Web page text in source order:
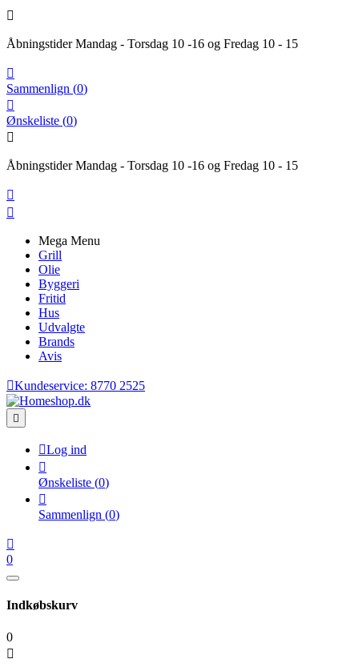

Åbningstider Mandag - Torsdag 10 -16 og Fredag 10 - 15

Sammenlign (0)

Ønskeliste (0)

Åbningstider Mandag - Torsdag 10 -16 og Fredag 10 - 15


Mega Menu
Grill
Olie
Byggeri
Fritid
Hus
Udvalgte
Brands
Avis
Kundeservice: 8770 2525

Log ind

Ønskeliste (0)

Sammenlign (0)

0
Indkøbskurv
0
